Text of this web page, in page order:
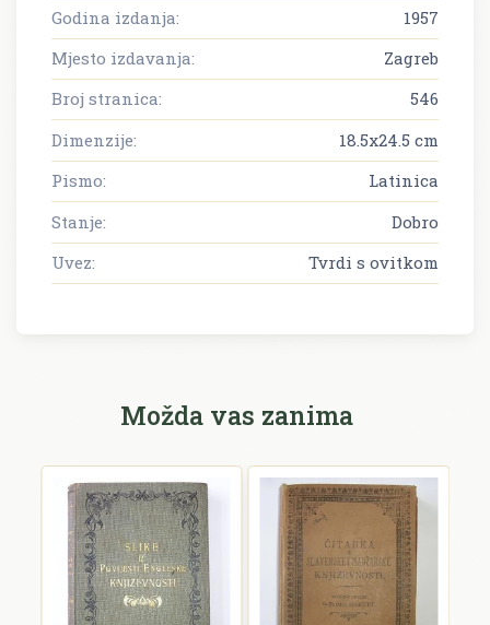
Godina izdanja:
1957
Mjesto izdavanja:
Zagreb
Broj stranica:
546
Dimenzije:
18.5x24.5 cm
Pismo:
Latinica
Stanje:
Dobro
Uvez:
Tvrdi s ovitkom
Možda vas zanima